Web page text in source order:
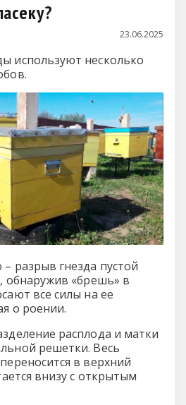
23.06.2025
используют несколько
разрыв гнезда пустой
обнаружив «брешь» в
все силы на ее
о роении.
расплода и матки
решетки. Весь
в верхний
внизу с открытым